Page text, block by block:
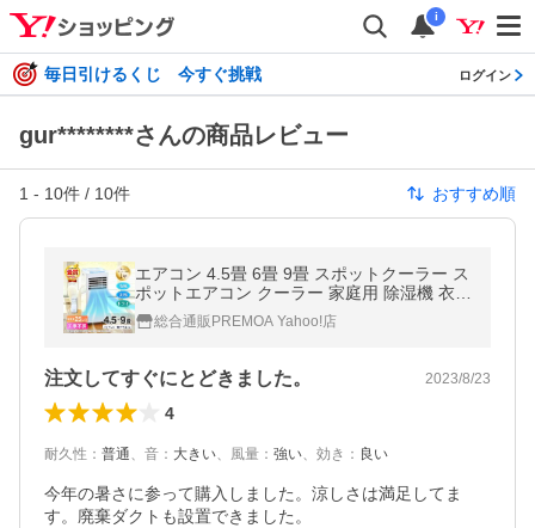
i
毎日引けるくじ 今すぐ挑戦 ログイン
gur********さんの商品レビュー
1 - 10件 / 10件 おすすめ順
エアコン 4.5畳 6畳 9畳 スポットクーラー ス
ポットエアコン クーラー 家庭用 除湿機 衣類
乾燥除湿機 工事不要 置き型 移動式 冷風 MA
XZEN JCF-MX602-WH
総合通販PREMOA Yahoo!店
注文してすぐにとどきました。 2023/8/23
4
耐久性 ： 普通、 音 ： 大きい、 風量 ： 強い、 効き ： 良い
今年の暑さに参って購入しました。涼しさは満足してま
す。廃棄ダクトも設置できました。